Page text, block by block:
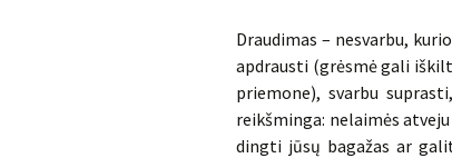
Draudimas – nesvarbu,
apdrausti (grėsmė gali
priemone), svarbu
reikšminga: nelaimės
dingti jūsų bagažas ar